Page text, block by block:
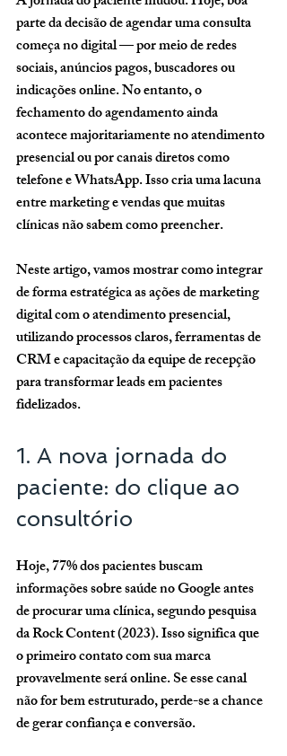
parte da decisão de agendar uma consulta
começa no digital — por meio de redes
sociais, anúncios pagos, buscadores ou
indicações online. No entanto, o
fechamento do agendamento ainda
acontece majoritariamente no atendimento
presencial ou por canais diretos como
telefone e WhatsApp. Isso cria uma lacuna
entre marketing e vendas que muitas
clínicas não sabem como preencher.
Neste artigo, vamos mostrar como integrar
de forma estratégica as ações de marketing
digital com o atendimento presencial,
utilizando processos claros, ferramentas de
CRM e capacitação da equipe de recepção
para transformar leads em pacientes
fidelizados.
1. A nova jornada do
paciente: do clique ao
consultório
Hoje, 77% dos pacientes buscam
informações sobre saúde no Google antes
de procurar uma clínica, segundo pesquisa
da Rock Content (2023). Isso significa que
o primeiro contato com sua marca
provavelmente será online. Se esse canal
não for bem estruturado, perde-se a chance
de gerar confiança e conversão.